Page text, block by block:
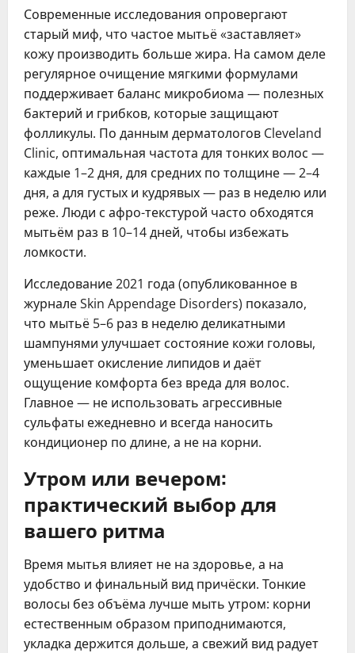
Современные исследования опровергают
старый миф, что частое мытьё «заставляет»
кожу производить больше жира. На самом деле
регулярное очищение мягкими формулами
поддерживает баланс микробиома — полезных
бактерий и грибков, которые защищают
фолликулы. По данным дерматологов Cleveland
Clinic, оптимальная частота для тонких волос —
каждые 1–2 дня, для средних по толщине — 2–4
дня, а для густых и кудрявых — раз в неделю или
реже. Люди с афро-текстурой часто обходятся
мытьём раз в 10–14 дней, чтобы избежать
ломкости.
Исследование 2021 года (опубликованное в
журнале Skin Appendage Disorders) показало,
что мытьё 5–6 раз в неделю деликатными
шампунями улучшает состояние кожи головы,
уменьшает окисление липидов и даёт
ощущение комфорта без вреда для волос.
Главное — не использовать агрессивные
сульфаты ежедневно и всегда наносить
кондиционер по длине, а не на корни.
Утром или вечером:
практический выбор для
вашего ритма
Время мытья влияет не на здоровье, а на
удобство и финальный вид причёски. Тонкие
волосы без объёма лучше мыть утром: корни
естественным образом приподнимаются,
укладка держится дольше, а свежий вид радует